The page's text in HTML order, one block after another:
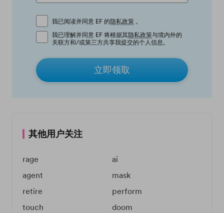
我已阅读并同意 EF 的隐私政策 。
我已理解并同意 EF 将根据其隐私政策与境内外的
关联方和/或第三方共享我提交的个人信息。
立即领取
其他用户关注
rage
ai
agent
mask
retire
perform
touch
doom